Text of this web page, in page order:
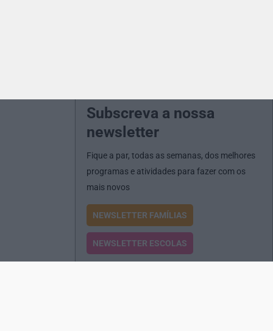
Subscreva a nossa
newsletter
Fique a par, todas as semanas, dos melhores
programas e atividades para fazer com os
mais novos
NEWSLETTER FAMÍLIAS
NEWSLETTER ESCOLAS